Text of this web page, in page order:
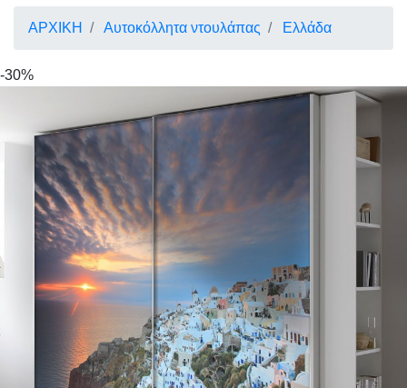
ΑΡΧΙΚΗ Αυτοκόλλητα ντουλάπας Ελλάδα
-30%